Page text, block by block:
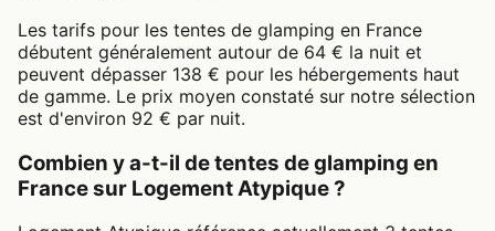
Les tarifs pour les tentes de glamping en France
débutent généralement autour de 64 € la nuit et
peuvent dépasser 138 € pour les hébergements haut
de gamme. Le prix moyen constaté sur notre sélection
est d'environ 92 € par nuit.
Combien y a-t-il de tentes de glamping en
France sur Logement Atypique ?